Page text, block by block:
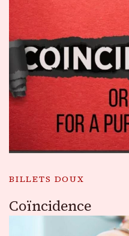
BILLETS DOUX
Coïncidence